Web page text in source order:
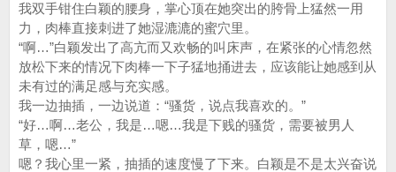
我双手钳住白颖的腰身，掌心顶在她突出的胯骨上猛然一用
力，肉棒直接刺进了她湿漉漉的蜜穴里。
“啊…”白颖发出了高亢而又欢畅的叫床声，在紧张的心情忽然
放松下来的情况下肉棒一下子猛地捅进去，应该能让她感到从
未有过的满足感与充实感。
我一边抽插，一边说道：“骚货，说点我喜欢的。”
“好…啊…老公，我是…嗯…我是下贱的骚货，需要被男人
草，嗯…”
嗯？我心里一紧，抽插的速度慢了下来。白颖是不是太兴奋说